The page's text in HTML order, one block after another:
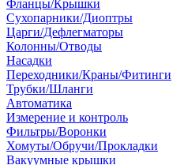
Фланцы/Крышки
Сухопарники/Диоптры
Царги/Дефлегматоры
Колонны/Отводы
Насадки
Переходники/Краны/Фитинги
Трубки/Шланги
Автоматика
Измерение и контроль
Фильтры/Воронки
Хомуты/Обручи/Прокладки
Вакуумные крышки